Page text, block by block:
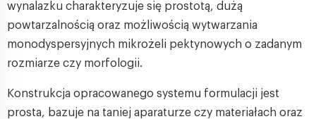
wynalazku charakteryzuje się prostotą, dużą
powtarzalnością oraz możliwością wytwarzania
monodyspersyjnych mikrożeli pektynowych o zadanym
rozmiarze czy morfologii.
Konstrukcja opracowanego systemu formulacji jest
prosta, bazuje na taniej aparaturze czy materiałach oraz